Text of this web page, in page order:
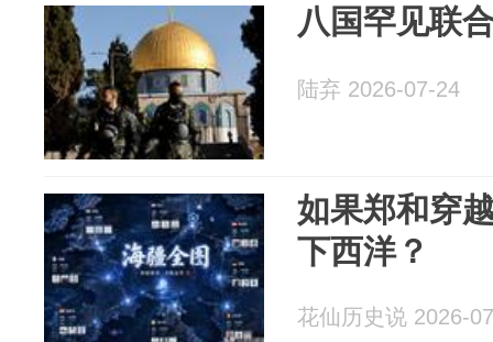
八国罕见联
陆弃 2026-07-24
如果郑和穿
下西洋？
花仙历史说 2026-